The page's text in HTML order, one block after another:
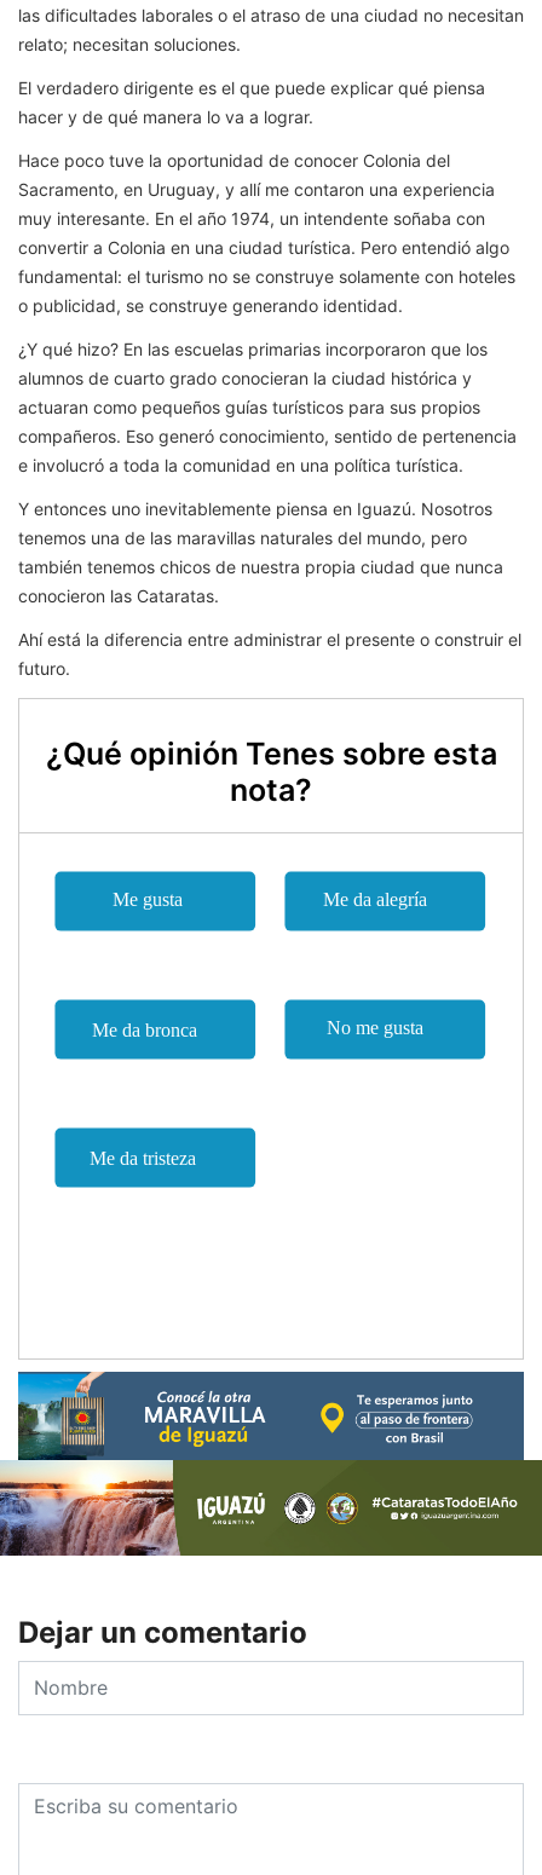
las dificultades laborales o el atraso de una ciudad no necesitan
relato; necesitan soluciones.
El verdadero dirigente es el que puede explicar qué piensa
hacer y de qué manera lo va a lograr.
Hace poco tuve la oportunidad de conocer Colonia del
Sacramento, en Uruguay, y allí me contaron una experiencia
muy interesante. En el año 1974, un intendente soñaba con
convertir a Colonia en una ciudad turística. Pero entendió algo
fundamental: el turismo no se construye solamente con hoteles
o publicidad, se construye generando identidad.
¿Y qué hizo? En las escuelas primarias incorporaron que los
alumnos de cuarto grado conocieran la ciudad histórica y
actuaran como pequeños guías turísticos para sus propios
compañeros. Eso generó conocimiento, sentido de pertenencia
e involucró a toda la comunidad en una política turística.
Y entonces uno inevitablemente piensa en Iguazú. Nosotros
tenemos una de las maravillas naturales del mundo, pero
también tenemos chicos de nuestra propia ciudad que nunca
conocieron las Cataratas.
Ahí está la diferencia entre administrar el presente o construir el
futuro.
¿Qué opinión Tenes sobre esta
nota?
Dejar un comentario